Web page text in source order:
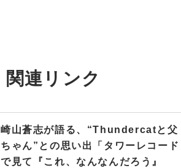
関連リンク
崎山蒼志が語る、“Thundercatと父
ちゃん”との思い出「タワーレコード
で見て『これ、なんなんだろう』